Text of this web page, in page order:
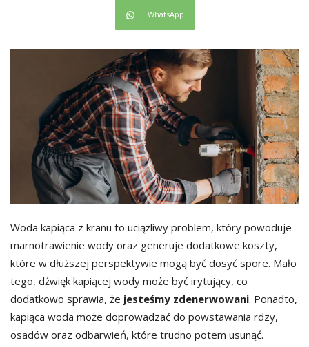
WhatsApp
Woda kapiąca z kranu to uciążliwy problem, który powoduje
marnotrawienie wody oraz generuje dodatkowe koszty,
które w dłuższej perspektywie mogą być dosyć spore. Mało
tego, dźwięk kapiącej wody może być irytujący, co
dodatkowo sprawia, że jesteśmy zdenerwowani. Ponadto,
kapiąca woda może doprowadzać do powstawania rdzy,
osadów oraz odbarwień, które trudno potem usunąć.